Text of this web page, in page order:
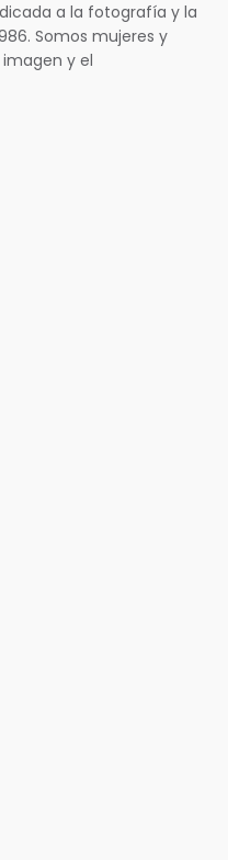
a la fotografía y la
Somos mujeres y
y el